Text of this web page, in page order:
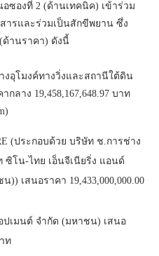
ซองที่ 2 (ด้านเทคนิค) เข้าร่วม
ารและร่วมเป็นสักขีพยาน ซึ่ง
ด้านราคา) ดังนี้
อุโมงค์ทางวิ่งและสถานีใต้ดิน
ลาง 19,458,167,648.97 บาท
(ประกอบด้วย บริษัท ช.การช่าง
โน-ไทย เอ็นจีเนียริ่ง แอนด์
เสนอราคา 19,433,000,000.00
ปเมนต์ จํากัด (มหาชน) เสนอ
ท